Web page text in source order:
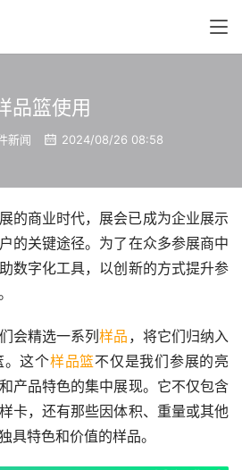
品篮使用
新闻 2024/08/26 08:58
的商业时代，展会已成为企业展示
的关键途径。为了在众多参展商中
数字化工具，以创新的方式提升参
会精选一系列样品 ，将它们归纳入
。这个样品篮不仅是我们参展的亮
产品特色的集中展现。它不仅包含
卡，还有那些因体积、重量或其他
具特色和价值的样品。